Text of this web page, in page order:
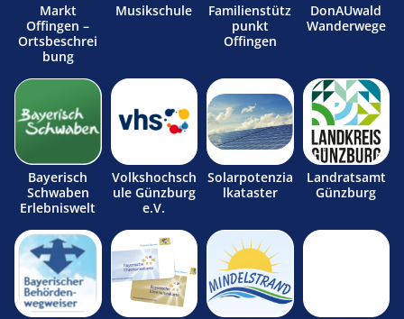
Markt
Offingen –
Ortsbeschrei
bung
Musikschule
Familienstütz
punkt
Offingen
DonAUwald
Wanderwege
Bayerisch
Schwaben
Erlebniswelt
Volkshochsch
ule Günzburg
e.V.
Solarpotenzia
lkataster
Landratsamt
Günzburg